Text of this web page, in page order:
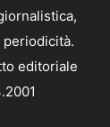
periodicità.
editoriale